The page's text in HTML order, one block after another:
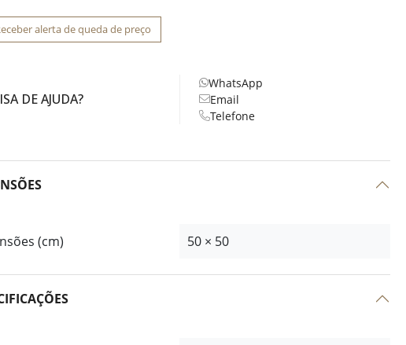
alerta de queda de preço
DE AJUDA?
WhatsApp
Email
Telefone
(cm) 50 × 50